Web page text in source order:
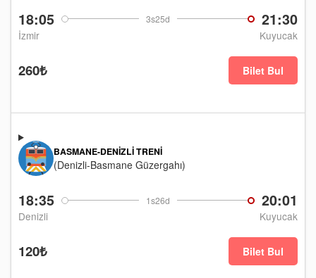
18:05 3s25d 21:30
İzmir Kuyucak
260₺ Bilet Bul
18:35 1s26d 20:01
Denizli Kuyucak
BASMANE-DENIZLI TRENI
(Denizli-Basmane Güzergahı)
120₺ Bilet Bul